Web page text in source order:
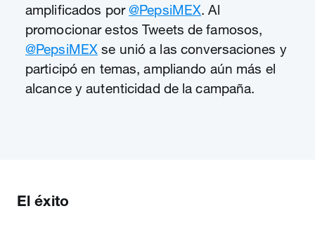
amplificados por@PepsiMEX. Al
promocionar estos Tweets de famosos,
@PepsiMEX se unió a las conversaciones y
participó en temas, ampliando aún más el
alcance y autenticidad de la campaña.
El éxito